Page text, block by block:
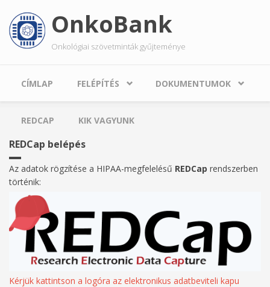
tartalomra
OnkoBank
Onkológiai szövetminták gyűjteménye
CÍMLAP FELÉPÍTÉS DOKUMENTUMOK
REDCAP KIK VAGYUNK
REDCap belépés
Az adatok rögzítése a HIPAA-megfelelésű REDCap rendszerben
történik:
Kérjük kattintson a logóra az elektronikus adatbeviteli kapu